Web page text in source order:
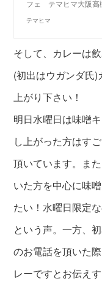
フェ テマヒマ大阪高
テマヒマ
そして、カレーは
(初出はウガンダ氏
上がり下さい！
明日水曜日は味噌
し上がった方はす
頂いています。ま
いた方を中心に味
たい！水曜日限定
という声。一方、
のお電話を頂いた
レーですとお伝え